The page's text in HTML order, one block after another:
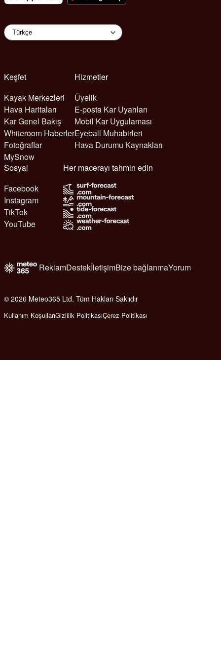
Keşfet
Kayak Merkezleri
Hava Haritaları
Kar Genel Bakış
Whiteroom Haberler
Fotoğraflar
MySnow
Hizmetler
Üyelik
E-posta Kar Uyarıları
Mobil Kar Uygulaması
Eyeball Muhabirleri
Hava Durumu Kaynakları
Sosyal
Facebook
Instagram
TikTok
YouTube
Her macerayı tahmin edin
ReklamDestekİletişimBize bağlanmaYorum
© 2026 Meteo365 Ltd. Tüm Hakları Saklıdır
Kullanım KoşullarıGizlilik PolitikasıÇerez Politikası